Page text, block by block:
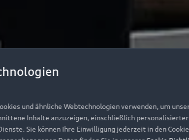
und ähnliche Webtechnologien verwenden, um
Inhalte anzuzeigen, einschließlich
Sie können Ihre Einwilligung jederzeit in den